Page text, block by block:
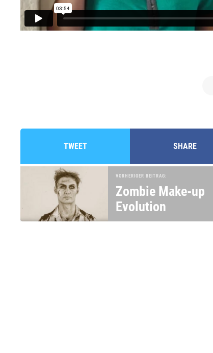
TWEET SHARE
VORHERIGER BEITRAG:
Zombie Make-up
Evolution